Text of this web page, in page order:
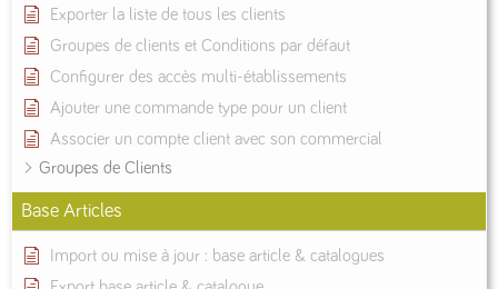
Exporter la liste de tous les clients
Groupes de clients et Conditions par défaut
Configurer des accès multi-établissements
Ajouter une commande type pour un client
Associer un compte client avec son commercial
Groupes de Clients
Base Articles
Import ou mise à jour : base article & catalogues